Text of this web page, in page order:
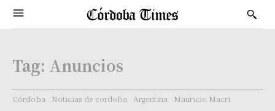
Tag: Anuncios
Córdoba Noticias de cordoba Argentina
Mauricio Macri